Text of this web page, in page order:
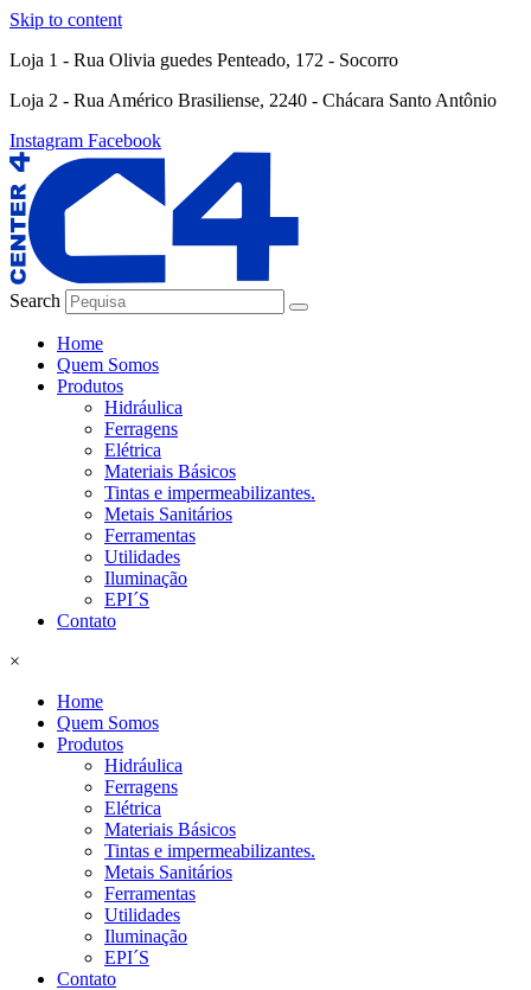
Skip to content
Loja 1 - Rua Olivia guedes Penteado, 172 - Socorro
Loja 2 - Rua Américo Brasiliense, 2240 - Chácara Santo Antônio
Instagram Facebook
Search
Home
Quem Somos
Produtos
Hidráulica
Ferragens
Elétrica
Materiais Básicos
Tintas e impermeabilizantes.
Metais Sanitários
Ferramentas
Utilidades
Iluminação
EPI´S
Contato
×
Home
Quem Somos
Produtos
Hidráulica
Ferragens
Elétrica
Materiais Básicos
Tintas e impermeabilizantes.
Metais Sanitários
Ferramentas
Utilidades
Iluminação
EPI´S
Contato